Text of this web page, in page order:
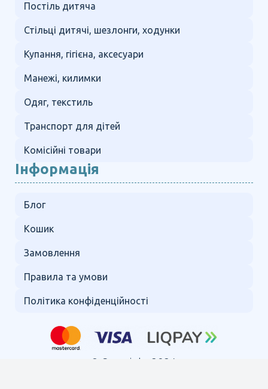
Постіль дитяча
Стільці дитячі, шезлонги, ходунки
Купання, гігієна, аксесуари
Манежі, килимки
Одяг, текстиль
Транспорт для дітей
Комісійні товари
Інформація
Блог
Кошик
Замовлення
Правила та умови
Політика конфіденційності
© Copyright 2024.